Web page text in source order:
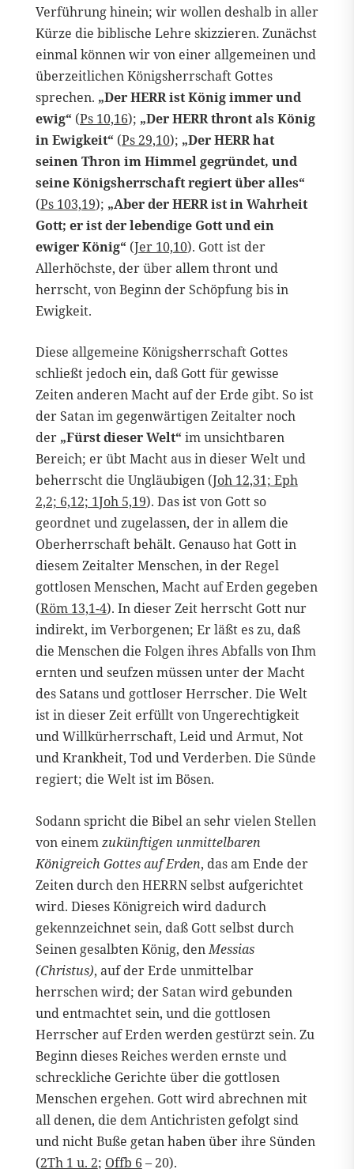
Verführung hinein; wir wollen deshalb in aller
Kürze die biblische Lehre skizzieren. Zunächst
einmal können wir von einer allgemeinen und
überzeitlichen Königsherrschaft Gottes
sprechen. „Der HERR ist König immer und
ewig“ (Ps 10,16); „Der HERR thront als König
in Ewigkeit“ (Ps 29,10); „Der HERR hat
seinen Thron im Himmel gegründet, und
seine Königsherrschaft regiert über alles“
(Ps 103,19); „Aber der HERR ist in Wahrheit
Gott; er ist der lebendige Gott und ein
ewiger König“ (Jer 10,10). Gott ist der
Allerhöchste, der über allem thront und
herrscht, von Beginn der Schöpfung bis in
Ewigkeit.
Diese allgemeine Königsherrschaft Gottes
schließt jedoch ein, daß Gott für gewisse
Zeiten anderen Macht auf der Erde gibt. So ist
der Satan im gegenwärtigen Zeitalter noch
der „Fürst dieser Welt“ im unsichtbaren
Bereich; er übt Macht aus in dieser Welt und
beherrscht die Ungläubigen (Joh 12,31; Eph
2,2; 6,12; 1Joh 5,19). Das ist von Gott so
geordnet und zugelassen, der in allem die
Oberherrschaft behält. Genauso hat Gott in
diesem Zeitalter Menschen, in der Regel
gottlosen Menschen, Macht auf Erden gegeben
(Röm 13,1-4). In dieser Zeit herrscht Gott nur
indirekt, im Verborgenen; Er läßt es zu, daß
die Menschen die Folgen ihres Abfalls von Ihm
ernten und seufzen müssen unter der Macht
des Satans und gottloser Herrscher. Die Welt
ist in dieser Zeit erfüllt von Ungerechtigkeit
und Willkürherrschaft, Leid und Armut, Not
und Krankheit, Tod und Verderben. Die Sünde
regiert; die Welt ist im Bösen.
Sodann spricht die Bibel an sehr vielen Stellen
von einemzukünftigen unmittelbaren
Königreich Gottes auf Erden, das am Ende der
Zeiten durch den HERRN selbst aufgerichtet
wird. Dieses Königreich wird dadurch
gekennzeichnet sein, daß Gott selbst durch
Seinen gesalbten König, denMessias
(Christus), auf der Erde unmittelbar
herrschen wird; der Satan wird gebunden
und entmachtet sein, und die gottlosen
Herrscher auf Erden werden gestürzt sein. Zu
Beginn dieses Reiches werden ernste und
schreckliche Gerichte über die gottlosen
Menschen ergehen. Gott wird abrechnen mit
all denen, die dem Antichristen gefolgt sind
und nicht Buße getan haben über ihre Sünden
(2Th 1 u. 2; Offb 6 – 20).